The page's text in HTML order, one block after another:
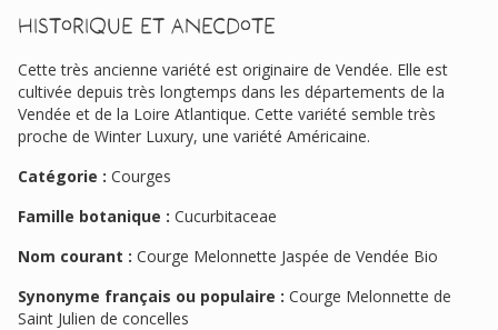
Historique et anecdote
Cette très ancienne variété est originaire de Vendée. Elle est
cultivée depuis très longtemps dans les départements de la
Vendée et de la Loire Atlantique. Cette variété semble très
proche de Winter Luxury, une variété Américaine.
Catégorie : Courges
Famille botanique : Cucurbitaceae
Nom courant : Courge Melonnette Jaspée de Vendée Bio
Synonyme français ou populaire : Courge Melonnette de
Saint Julien de concelles